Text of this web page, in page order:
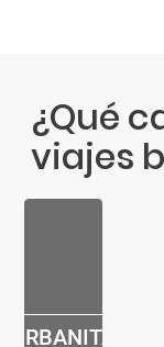
¿Qué
viajes
URBANITA